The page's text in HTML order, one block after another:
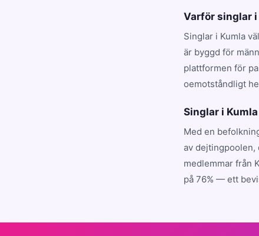
Varför singlar
Singlar i Kumla
är byggd för
plattformen för
oemotståndligt
Singlar i
Med en
av dejtingpoolen,
medlemmar från
på 76% — ett